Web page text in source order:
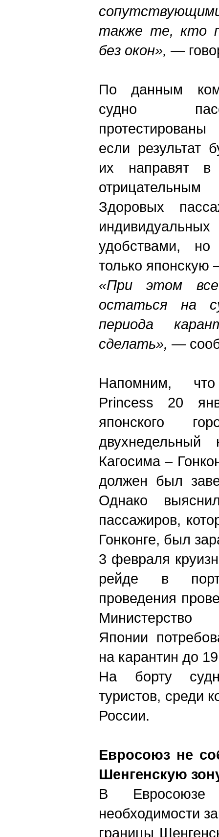
также те, кто
без окон», —
По данным
судно
если результат
их направят в
Здоровых
удобствами,
только японскую
«При этом
остаться на
периода
сделать», —
Напомним,
Princess 20
японского
Кагосима –
должен был
Однако
пассажиров,
Гонконге, был
3 февраля
рейде в
проведения
Японии
на карантин до
На борту
туристов, среди
России.
Евросоюз не
Шенгенскую
В
необходимости
границы